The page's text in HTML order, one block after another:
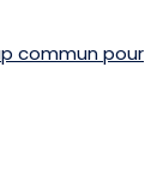
commun pour